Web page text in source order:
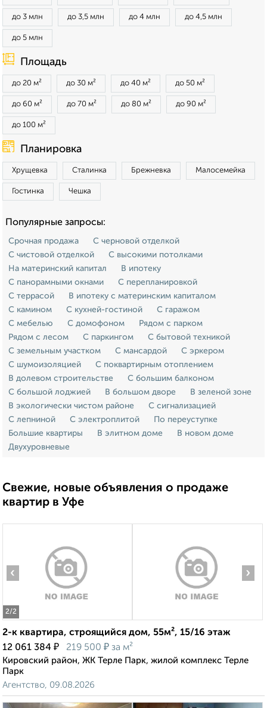
до 3 млн до 3,5 млн до 4 млн до 4,5 млн
до 5 млн
Площадь
до 20 м² до 30 м² до 40 м² до 50 м²
до 60 м² до 70 м² до 80 м² до 90 м²
до 100 м²
Планировка
Хрущевка Сталинка Брежневка Малосемейка
Гостинка Чешка
Популярные запросы:
Срочная продажа
С черновой отделкой
С чистовой отделкой
С высокими потолками
На материнский капитал
В ипотеку
С панорамными окнами
С перепланировкой
С террасой
В ипотеку с материнским капиталом
С камином
С кухней-гостиной
С гаражом
С мебелью
С домофоном
Рядом с парком
Рядом с лесом
С паркингом
С бытовой техникой
С земельным участком
С мансардой
С эркером
С шумоизоляцией
С поквартирным отоплением
В долевом строительстве
С большим балконом
С большой лоджией
В большом дворе
В зеленой зоне
В экологически чистом районе
С сигнализацией
С лепниной
С электроплитой
По переуступке
Большие квартиры
В элитном доме
В новом доме
Двухуровневые
Свежие, новые объявления о продаже
квартир в Уфе
2/2
‹ ›
2-к квартира, строящийся дом, 55м², 15/16 этаж
12 061 384 ₽ 219 500 ₽ за м²
Кировский район, ЖК Терле Парк, жилой комплекс Терле
Парк
Агентство, 09.08.2026